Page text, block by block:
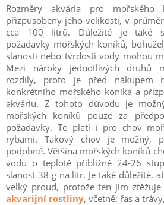
Rozměry akvária pro
přizpůsobeny jeho velikosti, v
cca 100 litrů. Důležité je také
požadavky mořských koníků,
slanosti nebo tvrdosti vody mohou
Mezi nároky jednotlivých druhů
rozdíly, proto je před nákupem
konkrétního mořského koníka a
akváriu. Z tohoto důvodu je
mořských koníků pouze za
požadavky. To platí i pro chov
rybami. Takový chov je možný,
podobné. Většina mořských koníků
vodu o teplotě přibližně 24-26
slanost 38 g na litr. Je také důležité,
velký proud, protože ten jim
akvarijní rostliny, včetně: řas a